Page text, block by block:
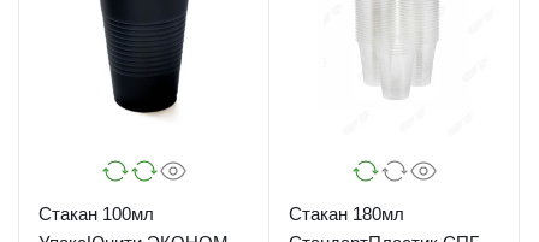
Стакан 100мл
Стакан 180мл